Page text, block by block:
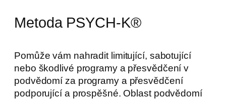
Metoda PSYCH-K®
Pomůže vám nahradit limitující, sabotující
nebo škodlivé programy a přesvědčení v
podvědomí za programy a přesvědčení
podporující a prospěšné. Oblast podvědomí